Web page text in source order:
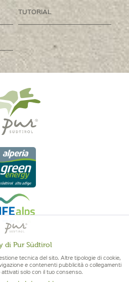
TUTORIAL
- ORIGINE ALTOATESINA E QUALITÁ
di Pur Südtirol
tecnica del sito. Altre tipologie di cookie,
e contenenti pubblicità o collegamenti
solo con il tuo consenso.